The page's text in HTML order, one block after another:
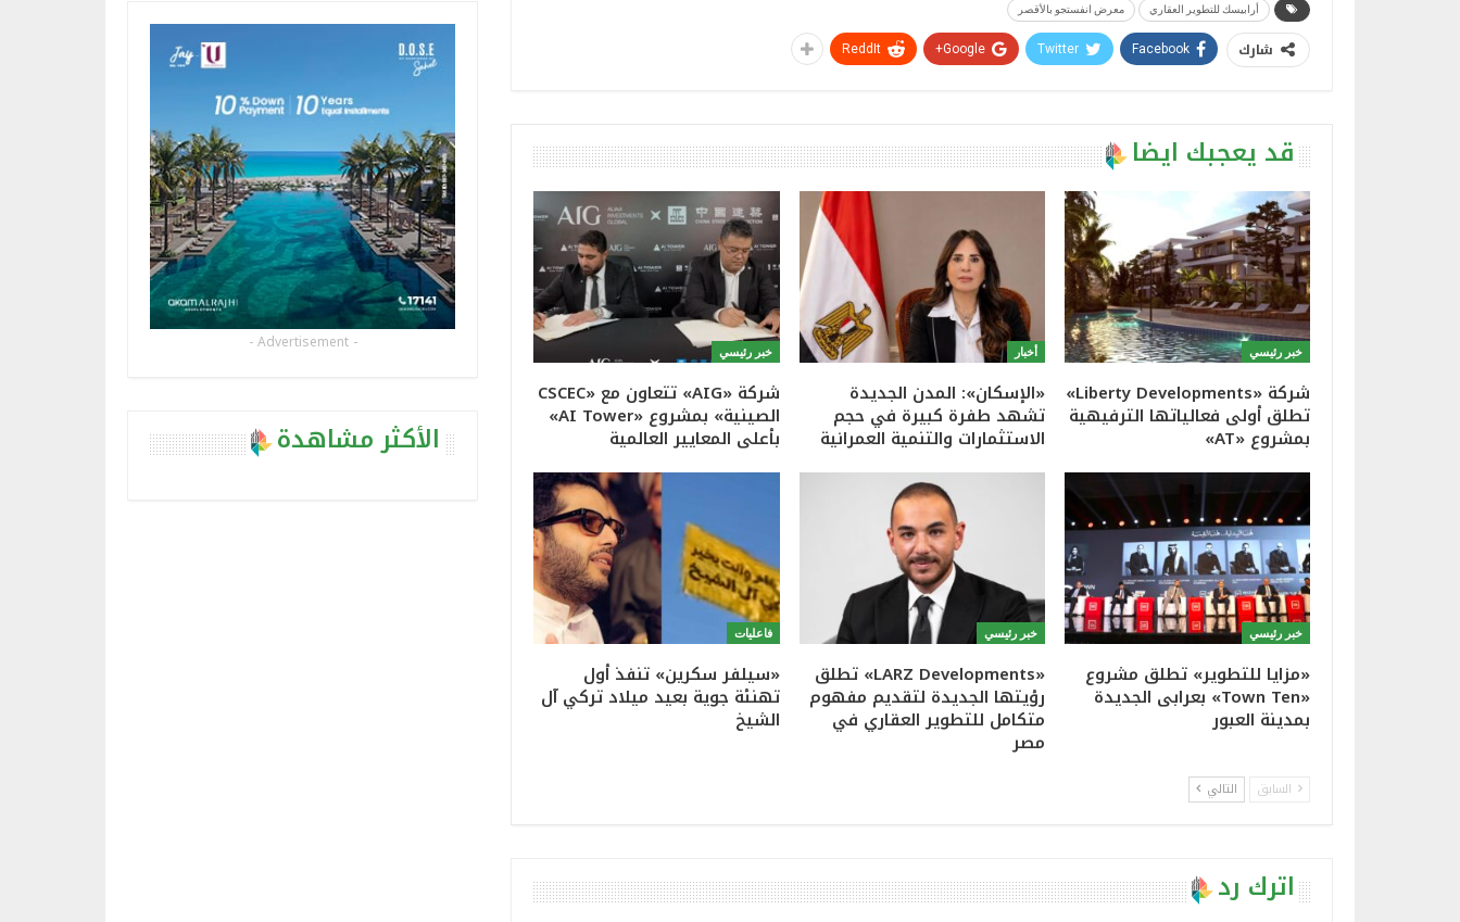
أرابيسك للتطوير العقاري معرض انفستجو بالأقصر
شارك Facebook
Twitter
Google+
ReddIt
قد يعجبك ايضا
خبر رئيسي
شركة «Liberty Developments»
تطلق أولى فعالياتها الترفيهية
بمشروع «AT»
أخبار
«الإسكان»: المدن الجديدة
تشهد طفرة كبيرة في حجم
الاستثمارات والتنمية العمرانية
خبر رئيسي
شركة «AIG» تتعاون مع «CSCEC
الصينية» بمشروع «AI Tower»
بأعلى المعايير العالمية
خبر رئيسي
«مزايا للتطوير» تطلق مشروع
«Town Ten» بعرابى الجديدة
بمدينة العبور
خبر رئيسي
«LARZ Developments» تطلق
رؤيتها الجديدة لتقديم مفهوم
متكامل للتطوير العقاري في
مصر
فاعليات
«سيلفر سكرين» تنفذ أول
تهنئة جوية بعيد ميلاد تركي آل
الشيخ
السابق التالي
اترك رد
- Advertisement -
الأكثر مشاهدة